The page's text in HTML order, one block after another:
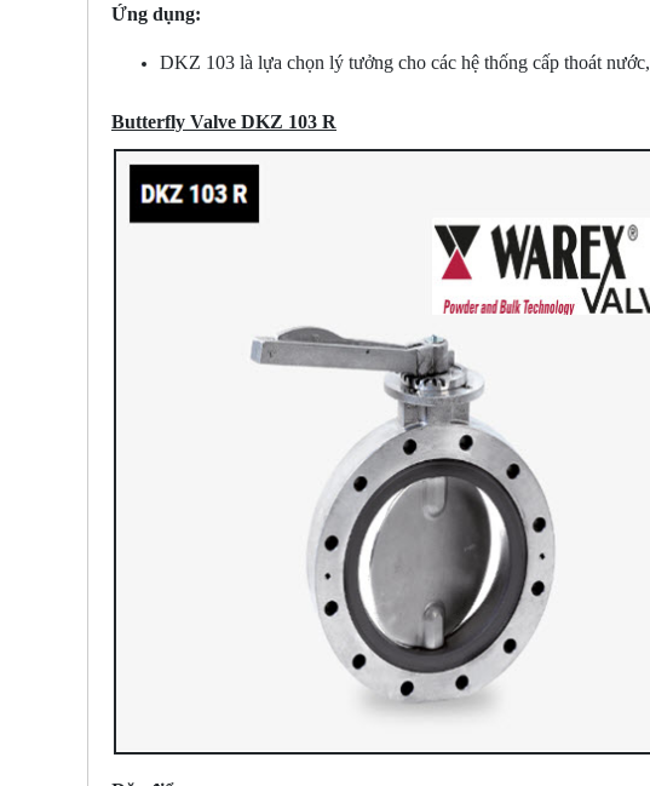
Ứng dụng:
DKZ 103 là lựa chọn lý tưởng cho các hệ thống cấp thoát
Butterfly Valve DKZ 103 R